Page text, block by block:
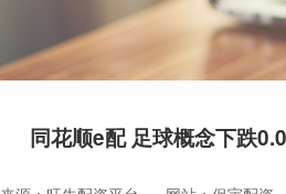
同花顺e配 足球概念下跌